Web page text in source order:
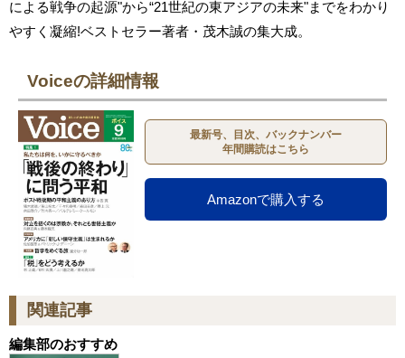
による戦争の起源"から“21世紀の東アジアの未来"までをわかり
やすく凝縮!ベストセラー著者・茂木誠の集大成。
Voiceの詳細情報
最新号、目次、バックナンバー
年間購読はこちら
Amazonで購入する
関連記事
編集部のおすすめ